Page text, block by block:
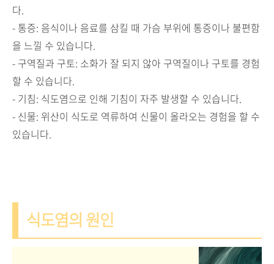
다.
- 통증: 음식이나 음료를 삼킬 때 가슴 부위에 통증이나 불편함
을 느낄 수 있습니다.
- 구역질과 구토: 소화가 잘 되지 않아 구역질이나 구토를 경험
할 수 있습니다.
- 기침: 식도염으로 인해 기침이 자주 발생할 수 있습니다.
- 신물: 위산이 식도로 역류하여 신물이 올라오는 경험을 할 수
있습니다.
식도염의 원인